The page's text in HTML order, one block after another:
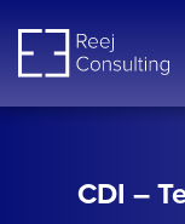
CDI –